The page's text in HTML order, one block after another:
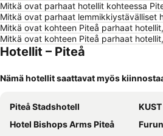
Mitkä ovat parhaat hotellit kohteessa
Mitkä ovat parhaat lemmikkiystävälliset
Mitkä ovat kohteen Piteå parhaat
Mitkä ovat kohteen Piteå parhaat
Hotellit – Piteå
Nämä hotellit saattavat myös
Piteå Stadshotell
Hotel Bishops Arms Piteå